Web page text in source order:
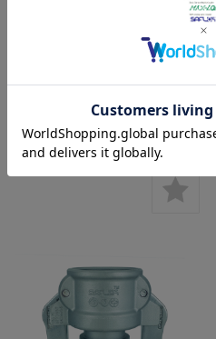
アダプター（ホースシャン
ク） ポリプロピレン E-PP
～
在庫を確認する